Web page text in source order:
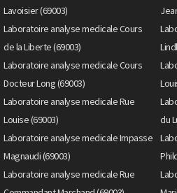
Lavoisier (69003)
Laboratoire analyse medicale Cours
de la Liberte (69003)
Laboratoire analyse medicale Cours
Docteur Long (69003)
Laboratoire analyse medicale Rue
Louise (69003)
du
Laboratoire analyse medicale Impasse
Magnaudi (69003)
Laboratoire analyse medicale Rue